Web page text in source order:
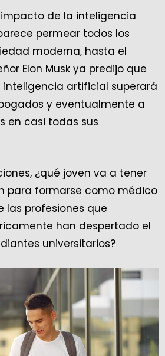
de la inteligencia
permear todos los
moderna, hasta el
Elon Musk ya predijo que
artificial superará
y eventualmente a
en casi todas sus
¿qué joven va a tener
para formarse como médico
las profesiones que
han despertado el
universitarios?